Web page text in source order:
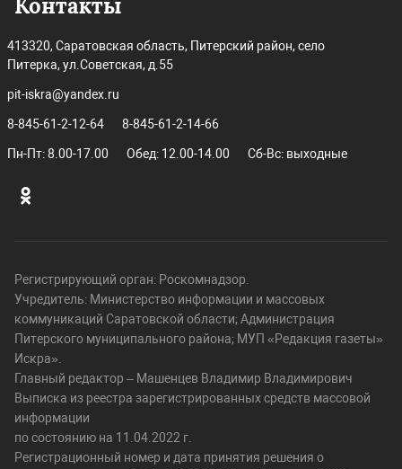
Контакты
413320, Саратовская область, Питерский район, село
Питерка, ул.Советская, д.55
pit-iskra@yandex.ru
8-845-61-2-12-64 8-845-61-2-14-66
Пн-Пт: 8.00-17.00 Обед: 12.00-14.00 Сб-Вс: выходные
Регистрирующий орган: Роскомнадзор.
Учредитель: Министерство информации и массовых
коммуникаций Саратовской области; Администрация
Питерского муниципального района; МУП «Редакция газеты»
Искра».
Главный редактор – Машенцев Владимир Владимирович
Выписка из реестра зарегистрированных средств массовой
информации
по состоянию на 11.04.2022 г.
Регистрационный номер и дата принятия решения о